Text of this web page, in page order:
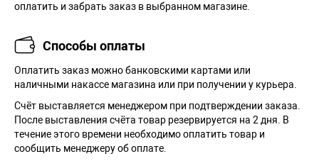
оплатить и забрать заказ в выбранном магазине.
Способы оплаты
Оплатить заказ можно банковскими картами или
наличными накассе магазина или при получении у курьера.
Cчёт выставляется менеджером при подтверждении заказа.
После выставления счёта товар резервируется на 2 дня. В
течение этого времени необходимо оплатить товар и
сообщить менеджеру об оплате.